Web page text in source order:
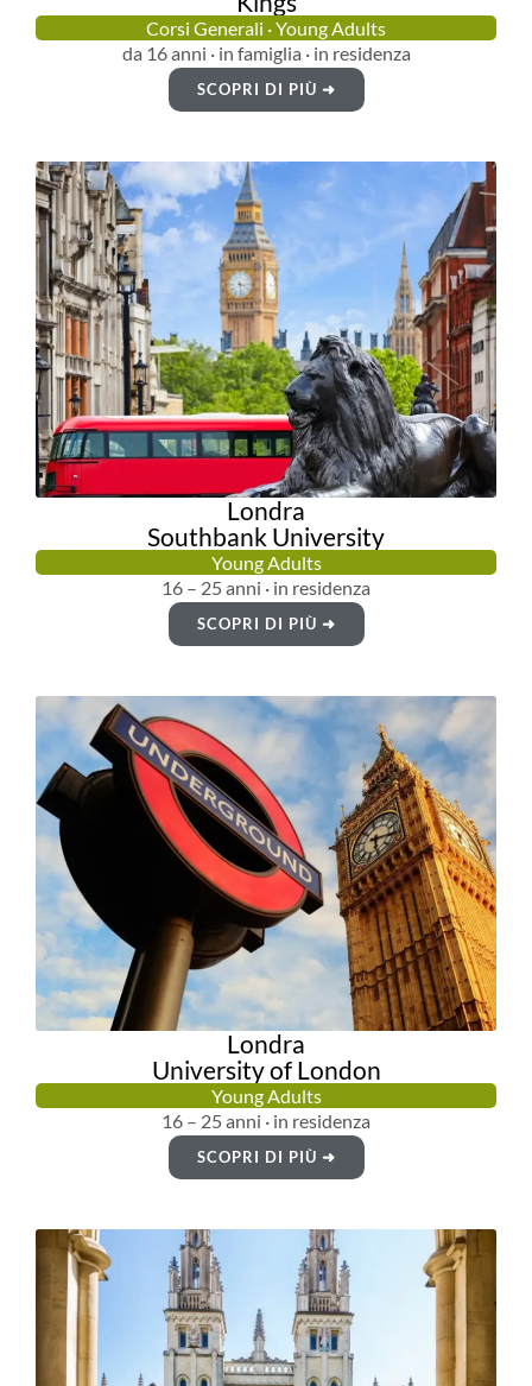
Corsi Generali · Young Adults
da 16 anni · in famiglia · in residenza
SCOPRI DI PIÙ ➜
Londra
Southbank University
Young Adults
16 – 25 anni · in residenza
SCOPRI DI PIÙ ➜
Londra
University of London
Young Adults
16 – 25 anni · in residenza
SCOPRI DI PIÙ ➜